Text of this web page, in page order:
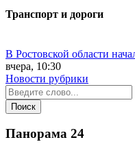
Транспорт и дороги
В Ростовской области
вчера, 10:30
Новости рубрики
Панорама 24